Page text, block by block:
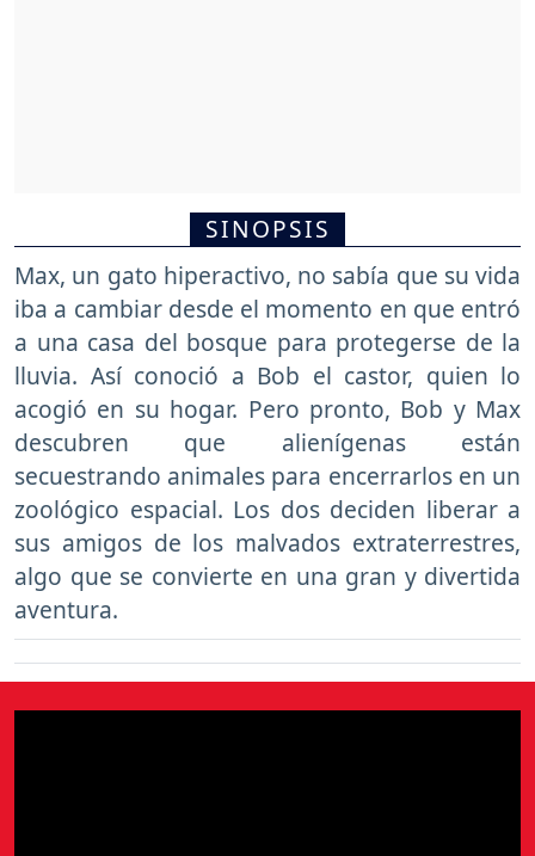
SINOPSIS
Max, un gato hiperactivo, no sabía que su vida
iba a cambiar desde el momento en que entró
a una casa del bosque para protegerse de la
lluvia. Así conoció a Bob el castor, quien lo
acogió en su hogar. Pero pronto, Bob y Max
descubren que alienígenas están
secuestrando animales para encerrarlos en un
zoológico espacial. Los dos deciden liberar a
sus amigos de los malvados extraterrestres,
algo que se convierte en una gran y divertida
aventura.